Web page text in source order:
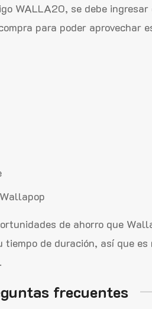
WALLA20, se debe
para poder aprovechar
de ahorro que
tiempo de duración, así que
frecuentes